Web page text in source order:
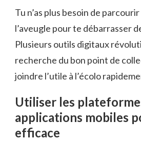
Tu n’as plus besoin de
l’aveugle pour te débarrasser
Plusieurs outils digitaux
recherche du bon point de
joindre l’utile à l’écolo
Utiliser les
applications mobiles
efficace